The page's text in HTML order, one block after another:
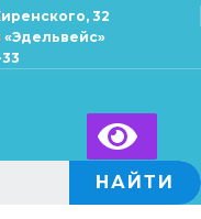
32
НАЙТИ
×